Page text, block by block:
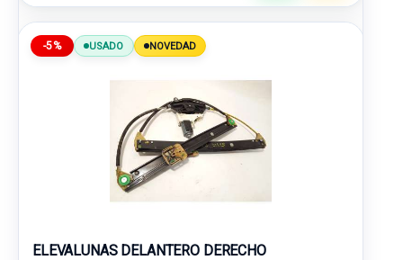
-5% USADO NOVEDAD
ELEVALUNAS DELANTERO DERECHO